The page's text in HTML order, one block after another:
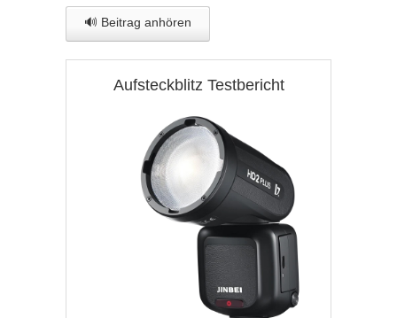
🔊 Beitrag anhören
Aufsteckblitz Testbericht